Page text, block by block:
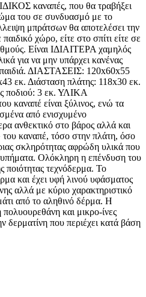
καναπές, που θα τραβήξει
του σε συνδυασμό με το
μπράτσων θα αποτελέσει την
χώρο, είτε στο σπίτι είτε σε
Είναι ΙΔΙΑΙΤΕΡΑ χαμηλός
για να μην υπάρχει κανένας
παιδιά. ΔΙΑΣΤΑΣΕΙΣ: 120x60x55
εκ. Διάσταση πλάτης: 118x30 εκ.
ποδιού: 3 εκ. ΥΛΙΚΑ
είναι ξύλινος, ενώ τα
από ενισχυμένο
ανθεκτικό στο βάρος αλλά και
καναπέ, τόσο στην πλάτη, όσο
σκληρότητας αφρώδη υλικά που
Ολόκληρη η επένδυση του
ποιότητας τεχνόδερμα. Το
και έχει υφή λινού υφάσματος
αλλά με κύριο χαρακτηριστικό
από το αληθινό δέρμα. Η
και μικρο-ίνες
δερματίνη που περιέχει κατά βάση